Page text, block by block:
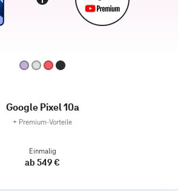
Google Pixel 10a
+ Premium‑Vorteile
Einmalig
ab 549 €